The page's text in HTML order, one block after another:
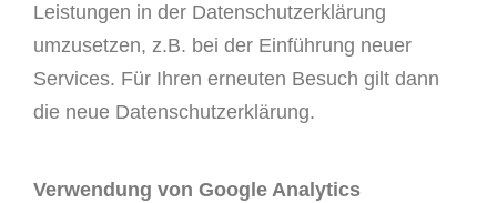
Leistungen in der Datenschutzerklärung
umzusetzen, z.B. bei der Einführung neuer
Services. Für Ihren erneuten Besuch gilt dann
die neue Datenschutzerklärung.
Verwendung von Google Analytics